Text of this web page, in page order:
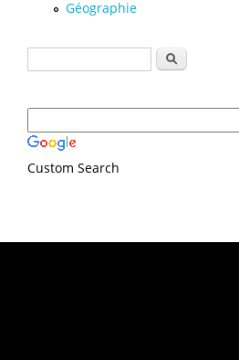
Géographie
Formulaire de recherche
Rechercher
Custom Search